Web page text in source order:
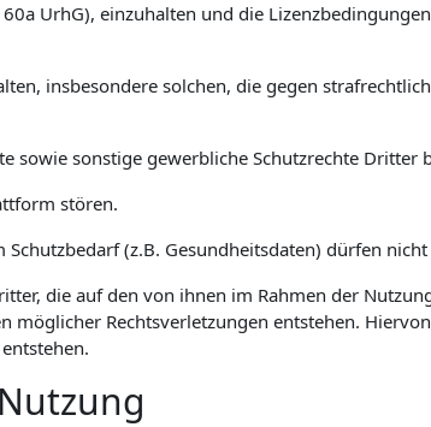
UrhG), einzuhalten und die
insbesondere solchen, die gegen
sowie sonstige gewerbliche Schutzrechte
stören.
(z.B. Gesundheitsdaten) dürfen
die auf den von ihnen im Rahmen der
Rechtsverletzungen entstehen.